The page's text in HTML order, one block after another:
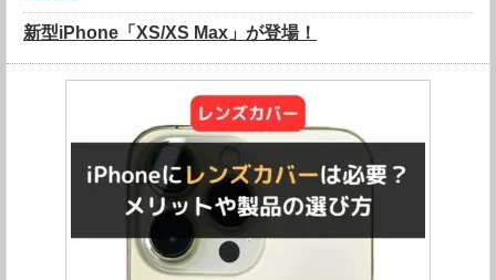
新型iPhone「XS/XS Max」が登場！